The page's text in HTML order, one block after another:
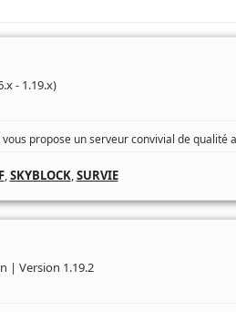
- 1.19.x)
propose un serveur convivial de qualité
,SKYBLOCK,SURVIE
| Version 1.19.2